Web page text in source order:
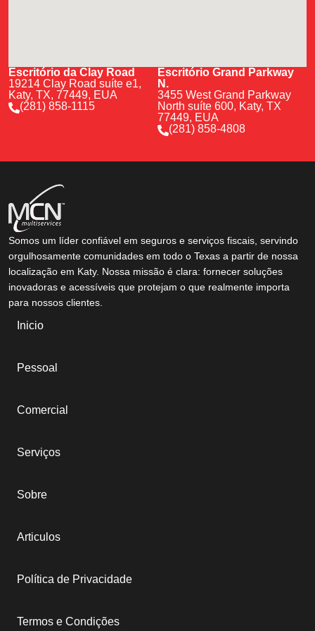
Escritório da Clay Road
19214 Clay Road suíte e1,
Katy, TX, 77449, EUA
(281) 858-1115
Escritório Grand Parkway
N.
3455 West Grand Parkway
North suíte 600, Katy, TX
77449, EUA
(281) 858-4808
Somos um líder confiável em seguros e serviços fiscais, servindo
orgulhosamente comunidades em todo o Texas a partir de nossa
localização em Katy. Nossa missão é clara: fornecer soluções
inovadoras e acessíveis que protejam o que realmente importa
para nossos clientes.
Inicio
Pessoal
Comercial
Serviços
Sobre
Articulos
Política de Privacidade
Termos e Condições